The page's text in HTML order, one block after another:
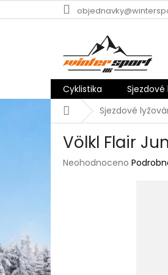
na
Cyklistika
DomůSjezdové
Völkl Flair
Průměrné
Neohodnoceno